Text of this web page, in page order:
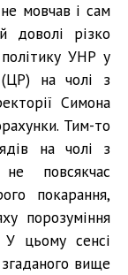
мовчав і сам
доволі різко
УНР у
на чолі з
Симона
Тим-то
на чолі з
повсякчас
покарання,
порозуміння
цьому сенсі
вище